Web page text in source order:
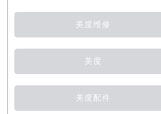
美度维修
美度
美度配件